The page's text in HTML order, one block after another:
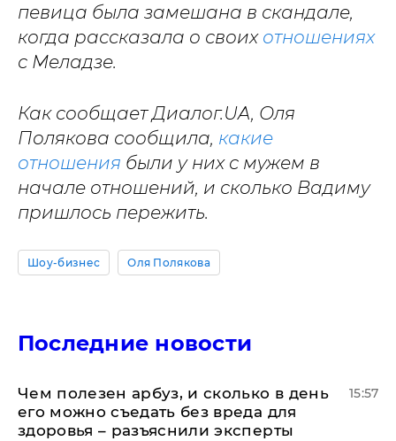
певица была замешана в скандале,
когда рассказала о своих отношениях
с Меладзе.
Как сообщает Диалог.UA, Оля
Полякова сообщила, какие
отношения были у них с мужем в
начале отношений, и сколько Вадиму
пришлось пережить.
Шоу-бизнес Оля Полякова
Последние новости
Чем полезен арбуз, и сколько в день
его можно съедать без вреда для
здоровья – разъяснили эксперты
15:57